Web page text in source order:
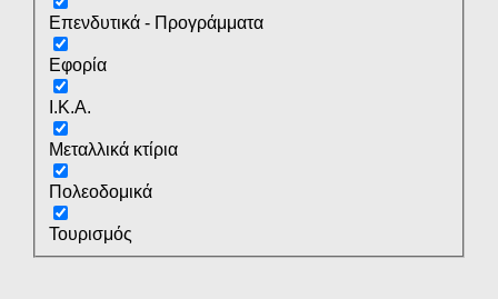
Επενδυτικά - Προγράμματα
Εφορία
Ι.Κ.Α.
Μεταλλικά κτίρια
Πολεοδομικά
Τουρισμός